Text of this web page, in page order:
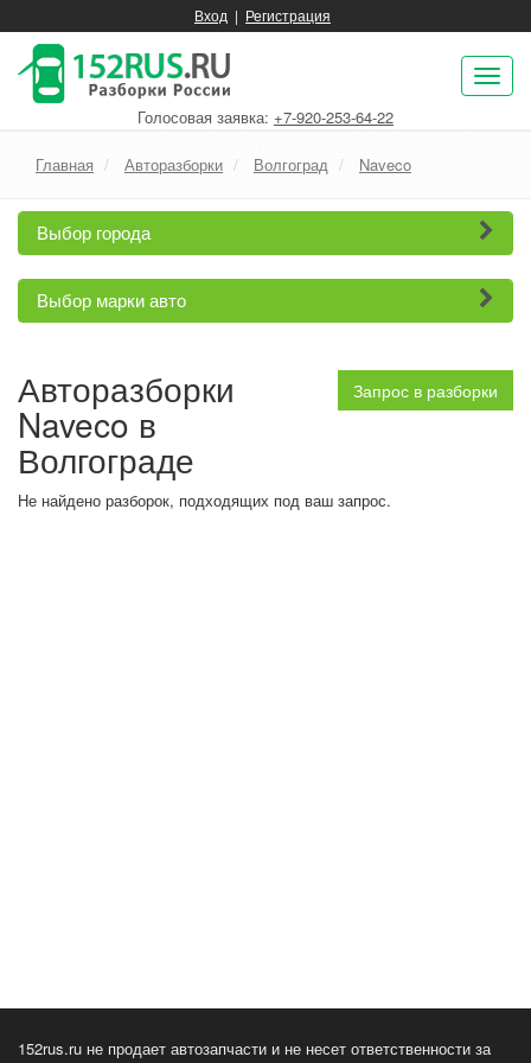
Вход | Регистрация
Голосовая заявка: +7-920-253-64-22
Главная Авторазборки Волгоград Naveco
Выбор города
Выбор марки авто
Запрос в разборки
Авторазборки
Naveco в
Волгограде
Не найдено разборок, подходящих под ваш запрос.
152rus.ru не продает автозапчасти и не несет ответственности за